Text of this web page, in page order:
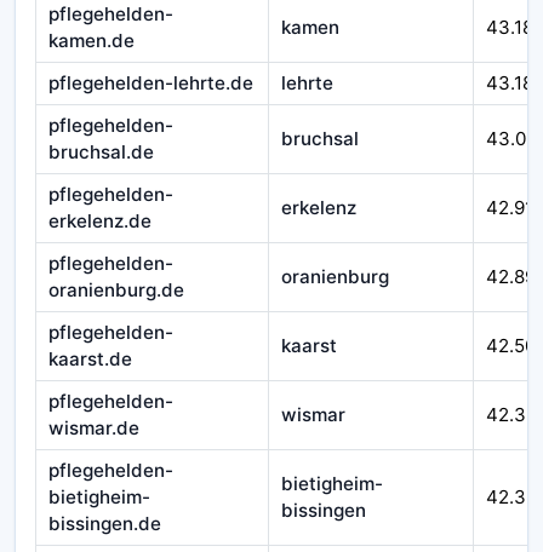
pflegehelden-
kamen.de
kamen 43.189
pflegehelden-lehrte.de lehrte
43.189
pflegehelden-
bruchsal.de
bruchsal
pflegehelden-
erkelenz.de
erkelenz 42.917
pflegehelden-
oranienburg.de
oranienburg
pflegehelden-
kaarst.de
kaarst
pflegehelden-
wismar.de
wismar
pflegehelden-
bietigheim-
bissingen.de
bietigheim-
bissingen